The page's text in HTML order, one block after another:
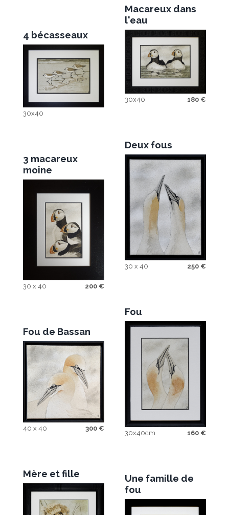
4 bécasseaux
30x40
3 macareux
moine
30 x 40 200€
Fou de Bassan
40 x 40 300€
Mère et fille
Macareux dans
l'eau
30x40 180 €
Deux fous
30 x 40 250 €
Fou
30x40cm 160 €
Une famille de
fou